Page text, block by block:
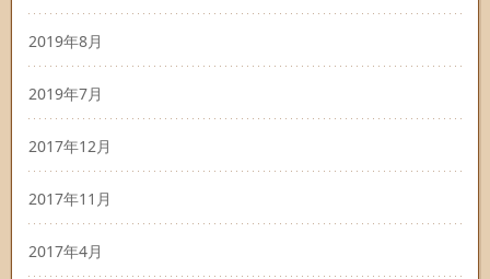
2019年8月
2019年7月
2017年12月
2017年11月
2017年4月